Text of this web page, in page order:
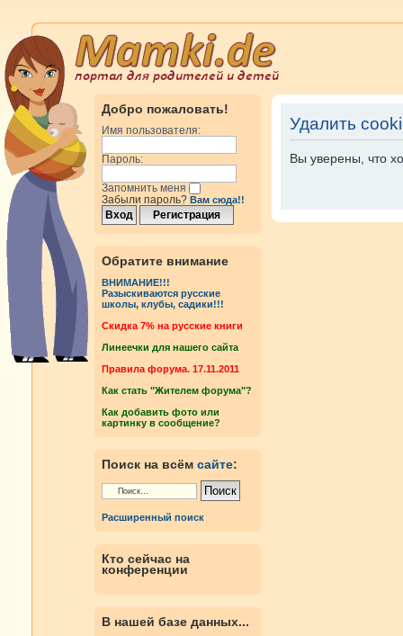
Добро пожаловать!
Имя пользователя:
Пароль:
Запомнить меня
Забыли пароль? Вам сюда!!
Обратите внимание
ВНИМАНИЕ!!!
Разыскиваются русские
школы, клубы, садики!!!
Cкидка 7% на русские книги
Линеечки для нашего сайта
Правила форума. 17.11.2011
Как стать "Жителем форума"?
Как добавить фото или
картинку в сообщение?
Поиск на всём сайте:
Расширенный поиск
Кто сейчас на
конференции
В нашей базе данных...
Удалить
Вы уверены, что